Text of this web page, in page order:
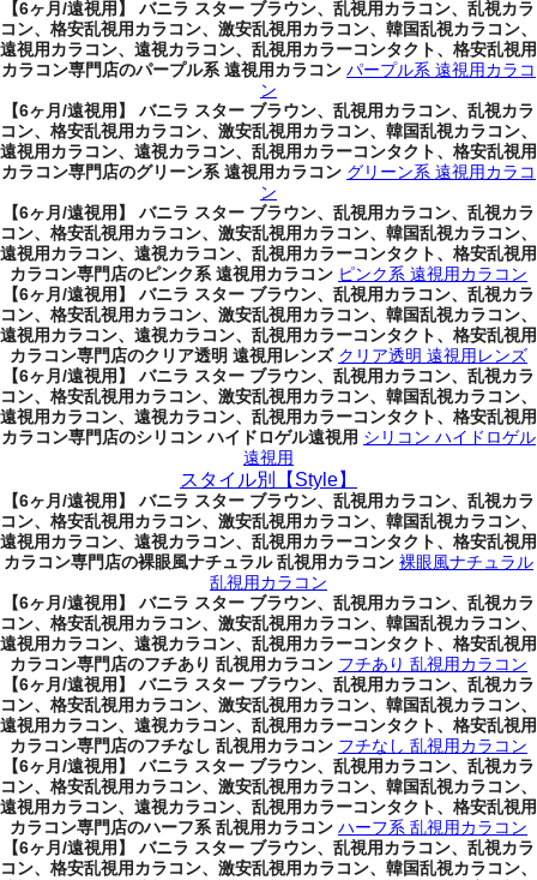
【6ヶ月/遠視用】 バニラ スター ブラウン、乱視用カラコン、乱視カラ
コン、格安乱視用カラコン、激安乱視用カラコン、韓国乱視カラコン、
遠視用カラコン、遠視カラコン、乱視用カラーコンタクト、格安乱視用
カラコン専門店のパープル系 遠視用カラコン パープル系 遠視用カラコ
ン
【6ヶ月/遠視用】 バニラ スター ブラウン、乱視用カラコン、乱視カラ
コン、格安乱視用カラコン、激安乱視用カラコン、韓国乱視カラコン、
遠視用カラコン、遠視カラコン、乱視用カラーコンタクト、格安乱視用
カラコン専門店のグリーン系 遠視用カラコン グリーン系 遠視用カラコ
ン
【6ヶ月/遠視用】 バニラ スター ブラウン、乱視用カラコン、乱視カラ
コン、格安乱視用カラコン、激安乱視用カラコン、韓国乱視カラコン、
遠視用カラコン、遠視カラコン、乱視用カラーコンタクト、格安乱視用
カラコン専門店のピンク系 遠視用カラコン ピンク系 遠視用カラコン
【6ヶ月/遠視用】 バニラ スター ブラウン、乱視用カラコン、乱視カラ
コン、格安乱視用カラコン、激安乱視用カラコン、韓国乱視カラコン、
遠視用カラコン、遠視カラコン、乱視用カラーコンタクト、格安乱視用
カラコン専門店のクリア透明 遠視用レンズ クリア透明 遠視用レンズ
【6ヶ月/遠視用】 バニラ スター ブラウン、乱視用カラコン、乱視カラ
コン、格安乱視用カラコン、激安乱視用カラコン、韓国乱視カラコン、
遠視用カラコン、遠視カラコン、乱視用カラーコンタクト、格安乱視用
カラコン専門店のシリコン ハイドロゲル遠視用 シリコン ハイドロゲル
遠視用
スタイル別【Style】
【6ヶ月/遠視用】 バニラ スター ブラウン、乱視用カラコン、乱視カラ
コン、格安乱視用カラコン、激安乱視用カラコン、韓国乱視カラコン、
遠視用カラコン、遠視カラコン、乱視用カラーコンタクト、格安乱視用
カラコン専門店の裸眼風ナチュラル 乱視用カラコン 裸眼風ナチュラル
乱視用カラコン
【6ヶ月/遠視用】 バニラ スター ブラウン、乱視用カラコン、乱視カラ
コン、格安乱視用カラコン、激安乱視用カラコン、韓国乱視カラコン、
遠視用カラコン、遠視カラコン、乱視用カラーコンタクト、格安乱視用
カラコン専門店のフチあり 乱視用カラコン フチあり 乱視用カラコン
【6ヶ月/遠視用】 バニラ スター ブラウン、乱視用カラコン、乱視カラ
コン、格安乱視用カラコン、激安乱視用カラコン、韓国乱視カラコン、
遠視用カラコン、遠視カラコン、乱視用カラーコンタクト、格安乱視用
カラコン専門店のフチなし 乱視用カラコン フチなし 乱視用カラコン
【6ヶ月/遠視用】 バニラ スター ブラウン、乱視用カラコン、乱視カラ
コン、格安乱視用カラコン、激安乱視用カラコン、韓国乱視カラコン、
遠視用カラコン、遠視カラコン、乱視用カラーコンタクト、格安乱視用
カラコン専門店のハーフ系 乱視用カラコン ハーフ系 乱視用カラコン
【6ヶ月/遠視用】 バニラ スター ブラウン、乱視用カラコン、乱視カラ
コン、格安乱視用カラコン、激安乱視用カラコン、韓国乱視カラコン、